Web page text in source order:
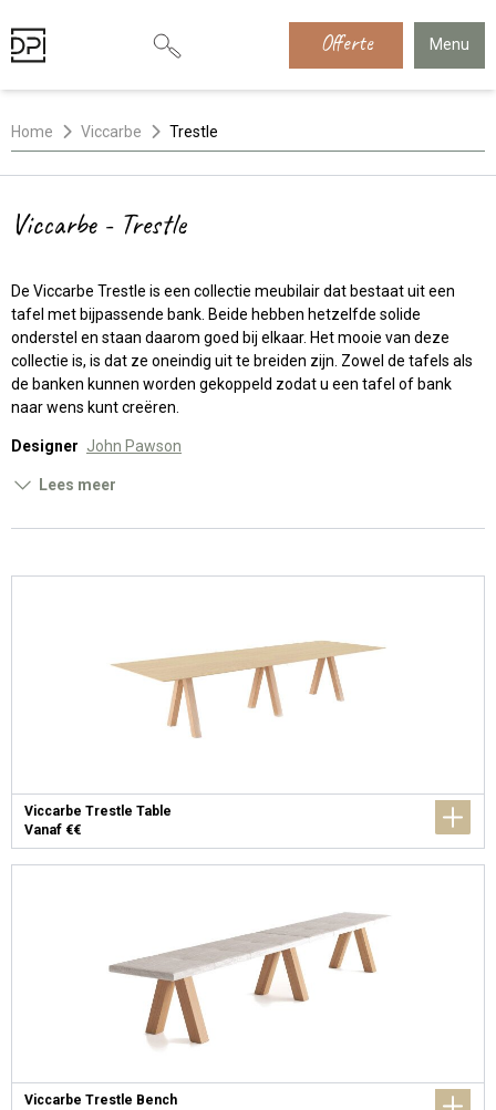
Offerte Menu
Home Viccarbe Trestle
Viccarbe - Trestle
De Viccarbe Trestle is een collectie meubilair dat bestaat uit een
tafel met bijpassende bank. Beide hebben hetzelfde solide
onderstel en staan daarom goed bij elkaar. Het mooie van deze
collectie is, is dat ze oneindig uit te breiden zijn. Zowel de tafels als
de banken kunnen worden gekoppeld zodat u een tafel of bank
naar wens kunt creëren.
Designer John Pawson
Lees meer
Viccarbe Trestle Table
Vanaf €€
Viccarbe Trestle Bench